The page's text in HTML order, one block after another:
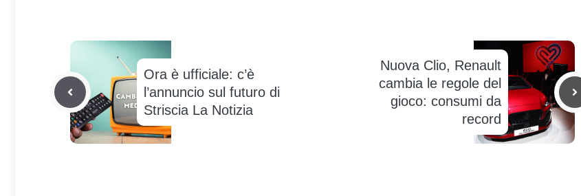
Ora è ufficiale: c’è
l’annuncio sul futuro di
Striscia La Notizia
Nuova Clio, Renault
cambia le regole del
gioco: consumi da
record